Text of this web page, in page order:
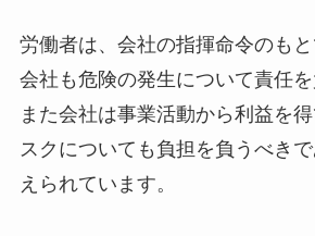
労働者は、会社の指揮命令のもと
会社も危険の発生について責任
また会社は事業活動から利益を
スクについても負担を負うべき
えられています。